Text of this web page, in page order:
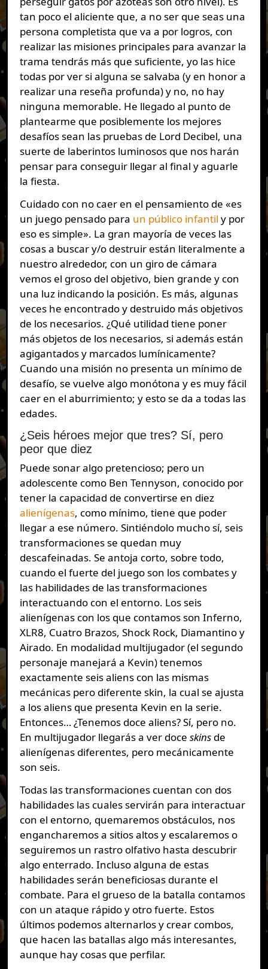
tan poco el aliciente que, a no ser que seas una
persona completista que va a por logros, con
realizar las misiones principales para avanzar la
trama tendrás más que suficiente, yo las hice
todas por ver si alguna se salvaba (y en honor a
realizar una reseña profunda) y no, no hay
ninguna memorable. He llegado al punto de
plantearme que posiblemente los mejores
desafíos sean las pruebas de Lord Decibel, una
suerte de laberintos luminosos que nos harán
pensar para conseguir llegar al final y aguarle
la fiesta.
Cuidado con no caer en el pensamiento de «es
un juego pensado para un público infantil y por
eso es simple». La gran mayoría de veces las
cosas a buscar y/o destruir están literalmente a
nuestro alrededor, con un giro de cámara
vemos el groso del objetivo, bien grande y con
una luz indicando la posición. Es más, algunas
veces he encontrado y destruido más objetivos
de los necesarios. ¿Qué utilidad tiene poner
más objetos de los necesarios, si además están
agigantados y marcados lumínicamente?
Cuando una misión no presenta un mínimo de
desafío, se vuelve algo monótona y es muy fácil
caer en el aburrimiento; y esto se da a todas las
edades.
¿Seis héroes mejor que tres? Sí, pero
peor que diez
Puede sonar algo pretencioso; pero un
adolescente como Ben Tennyson, conocido por
tener la capacidad de convertirse en diez
alienígenas, como mínimo, tiene que poder
llegar a ese número. Sintiéndolo mucho sí, seis
transformaciones se quedan muy
descafeinadas. Se antoja corto, sobre todo,
cuando el fuerte del juego son los combates y
las habilidades de las transformaciones
interactuando con el entorno. Los seis
alienígenas con los que contamos son Inferno,
XLR8, Cuatro Brazos, Shock Rock, Diamantino y
Airado. En modalidad multijugador (el segundo
personaje manejará a Kevin) tenemos
exactamente seis aliens con las mismas
mecánicas pero diferente skin, la cual se ajusta
a los aliens que presenta Kevin en la serie.
Entonces… ¿Tenemos doce aliens? Sí, pero no.
En multijugador llegarás a ver doce skinsde
alienígenas diferentes, pero mecánicamente
son seis.
Todas las transformaciones cuentan con dos
habilidades las cuales servirán para interactuar
con el entorno, quemaremos obstáculos, nos
engancharemos a sitios altos y escalaremos o
seguiremos un rastro olfativo hasta descubrir
algo enterrado. Incluso alguna de estas
habilidades serán beneficiosas durante el
combate. Para el grueso de la batalla contamos
con un ataque rápido y otro fuerte. Estos
últimos podemos alternarlos y crear combos,
que hacen las batallas algo más interesantes,
aunque hay cosas que perfilar.